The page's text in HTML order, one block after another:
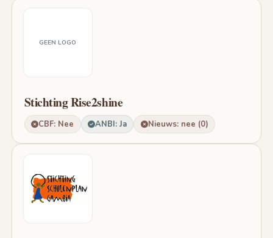
GEEN LOGO
Stichting Rise2shine
CBF: Nee ANBI: Ja Nieuws: nee (0)